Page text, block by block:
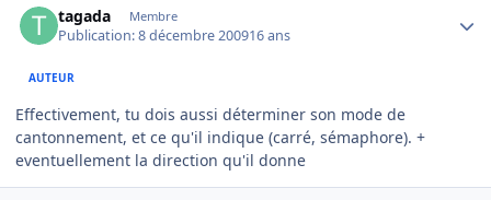
tagada Membre
Publication:8 décembre 200916 ans
AUTEUR
Effectivement, tu dois aussi déterminer son mode de
cantonnement, et ce qu'il indique (carré, sémaphore). +
eventuellement la direction qu'il donne